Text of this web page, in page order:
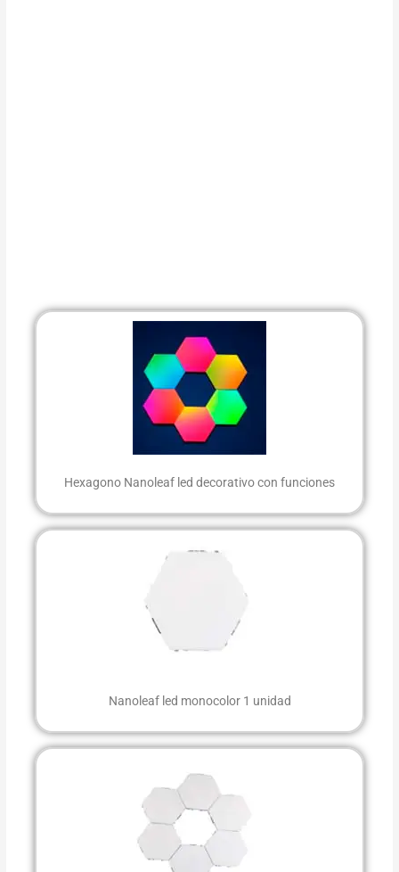
Hexagono Nanoleaf led decorativo con funciones
Nanoleaf led monocolor 1 unidad